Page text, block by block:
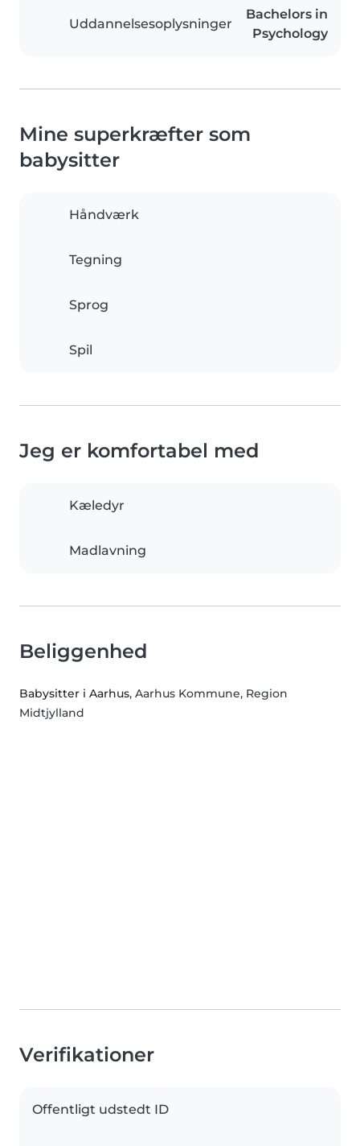
Uddannelsesoplysninger
Bachelors in
Psychology
Mine superkræfter som
babysitter
Håndværk
Tegning
Sprog
Spil
Jeg er komfortabel med
Kæledyr
Madlavning
Beliggenhed
Babysitter i Aarhus, Aarhus Kommune, Region
Midtjylland
Verifikationer
Offentligt udstedt ID